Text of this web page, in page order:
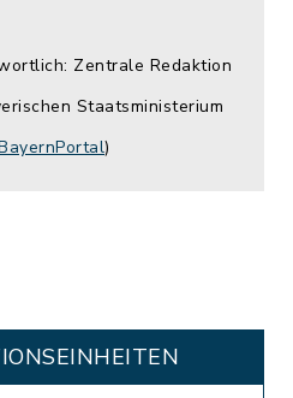
Zentrale Redaktion
Staatsministerium
)